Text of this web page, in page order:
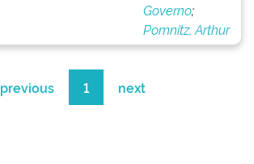
Governo;
Pomnitz, Arthur
previous 1 next